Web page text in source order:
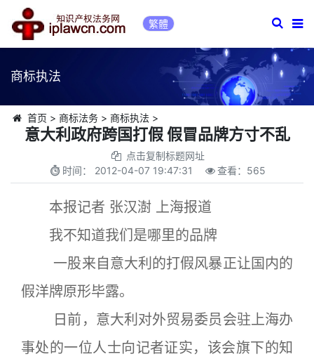
繁體
商标执法
首页 > 商标法务> 商标执法>
意大利政府跨国打假 假冒品牌方寸不乱
点击复制标题网址
时间： 2012-04-07 19:47:31 查看： 565
本报记者 张汉澍 上海报道
我不知道我们是哪里的品牌
一股来自意大利的打假风暴正让国内的
假洋牌原形毕露。
日前，意大利对外贸易委员会驻上海办
事处的一位人士向记者证实，该会旗下的知